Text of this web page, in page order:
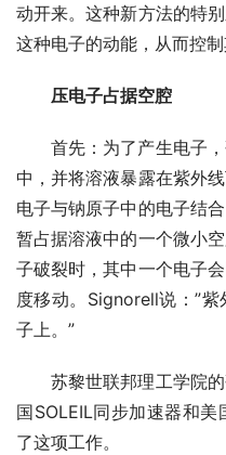
动开来。这种新方法的特
这种电子的动能，从而控制
压电子占据空腔
首先：为了产生电子
中，并将溶液暴露在紫外
电子与钠原子中的电子结
暂占据溶液中的一个微小
子破裂时，其中一个电子
度移动。Signorell说：”
子上。”
苏黎世联邦理工学院
国SOLEIL同步加速器和
了这项工作。